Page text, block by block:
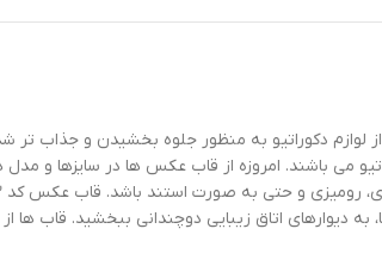
دکوراتیو به منظور جلوه بخشیدن و جذاب تر
می باشند. امروزه از قاب عکس ها در سایزها و
ببخشید. قاب ها از بهترین پروفیل 2×2 ساخته شده اند و دارای آویز و پیچ جهت